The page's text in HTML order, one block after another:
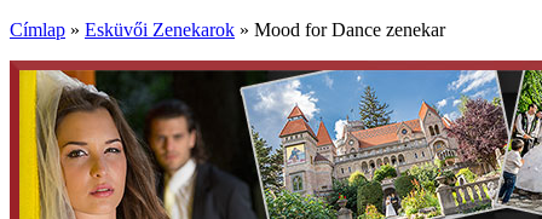
Címlap » Esküvői Zenekarok » Mood for Dance zenekar